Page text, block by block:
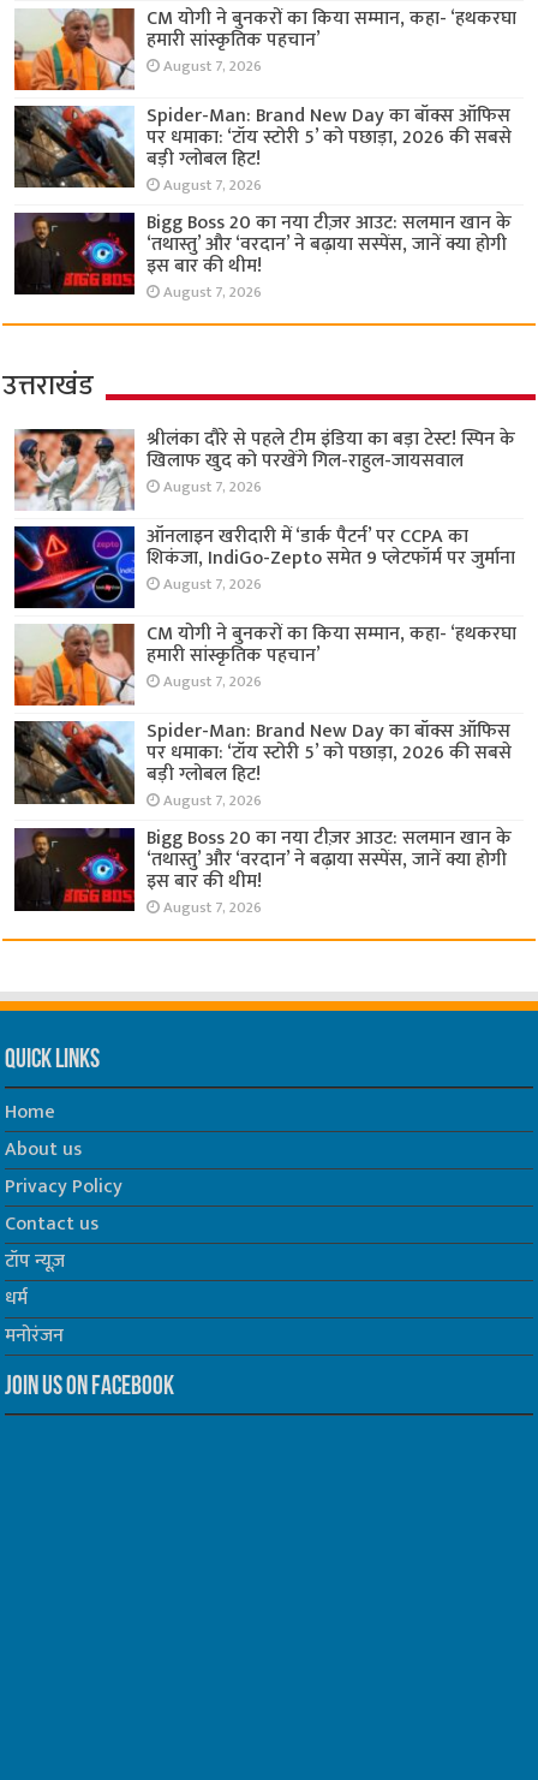
CM योगी ने बुनकरों का किया सम्मान, कहा- ‘हथकरघा
हमारी सांस्कृतिक पहचान’
August 7, 2026
Spider-Man: Brand New Day का बॉक्स ऑफिस
पर धमाका: ‘टॉय स्टोरी 5’ को पछाड़ा, 2026 की सबसे
बड़ी ग्लोबल हिट!
August 7, 2026
Bigg Boss 20 का नया टीज़र आउट: सलमान खान के
‘तथास्तु’ और ‘वरदान’ ने बढ़ाया सस्पेंस, जानें क्या होगी
इस बार की थीम!
August 7, 2026
उत्तराखंड
श्रीलंका दौरे से पहले टीम इंडिया का बड़ा टेस्ट! स्पिन के
खिलाफ खुद को परखेंगे गिल-राहुल-जायसवाल
August 7, 2026
ऑनलाइन खरीदारी में ‘डार्क पैटर्न’ पर CCPA का
शिकंजा, IndiGo-Zepto समेत 9 प्लेटफॉर्म पर जुर्माना
August 7, 2026
CM योगी ने बुनकरों का किया सम्मान, कहा- ‘हथकरघा
हमारी सांस्कृतिक पहचान’
August 7, 2026
Spider-Man: Brand New Day का बॉक्स ऑफिस
पर धमाका: ‘टॉय स्टोरी 5’ को पछाड़ा, 2026 की सबसे
बड़ी ग्लोबल हिट!
August 7, 2026
Bigg Boss 20 का नया टीज़र आउट: सलमान खान के
‘तथास्तु’ और ‘वरदान’ ने बढ़ाया सस्पेंस, जानें क्या होगी
इस बार की थीम!
August 7, 2026
Quick Links
Home
About us
Privacy Policy
Contact us
टॉप न्यूज़
धर्म
मनोरंजन
Join us on Facebook